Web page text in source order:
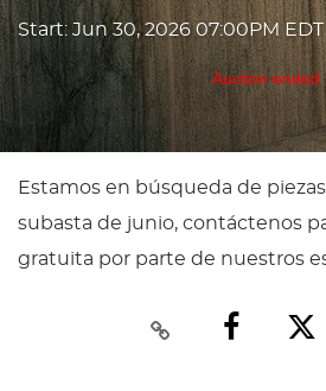
Start: Jun 30, 2026 07:00PM EDT
Auction ended
Estamos en búsqueda de
subasta de junio, contáctenos
gratuita por parte de nuestros